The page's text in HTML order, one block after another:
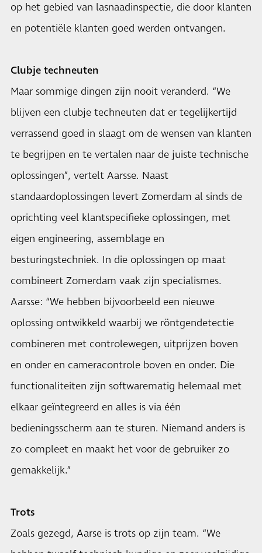
op het gebied van lasnaadinspectie, die door klanten
en potentiële klanten goed werden ontvangen.
Clubje techneuten
Maar sommige dingen zijn nooit veranderd. “We
blijven een clubje techneuten dat er tegelijkertijd
verrassend goed in slaagt om de wensen van klanten
te begrijpen en te vertalen naar de juiste technische
oplossingen”, vertelt Aarsse. Naast
standaardoplossingen levert Zomerdam al sinds de
oprichting veel klantspecifieke oplossingen, met
eigen engineering, assemblage en
besturingstechniek. In die oplossingen op maat
combineert Zomerdam vaak zijn specialismes.
Aarsse: “We hebben bijvoorbeeld een nieuwe
oplossing ontwikkeld waarbij we röntgendetectie
combineren met controlewegen, uitprijzen boven
en onder en cameracontrole boven en onder. Die
functionaliteiten zijn softwarematig helemaal met
elkaar geïntegreerd en alles is via één
bedieningsscherm aan te sturen. Niemand anders is
zo compleet en maakt het voor de gebruiker zo
gemakkelijk.”
Trots
Zoals gezegd, Aarse is trots op zijn team. “We